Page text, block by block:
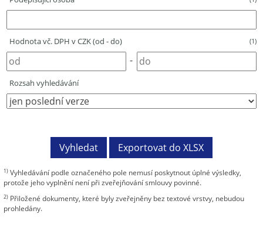
Hodnota vč. DPH v CZK (od - do) (1)
-
Rozsah vyhledávání
1) Vyhledávání podle označeného pole nemusí poskytnout úplné výsledky,
protože jeho vyplnění není při zveřejňování smlouvy povinné.
2) Přiložené dokumenty, které byly zveřejněny bez textové vrstvy, nebudou
prohledány.